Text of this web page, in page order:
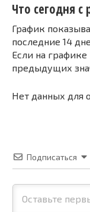
Что сегодня
График
последние 14
Если на
предыдущих
Нет данных для
Подписаться